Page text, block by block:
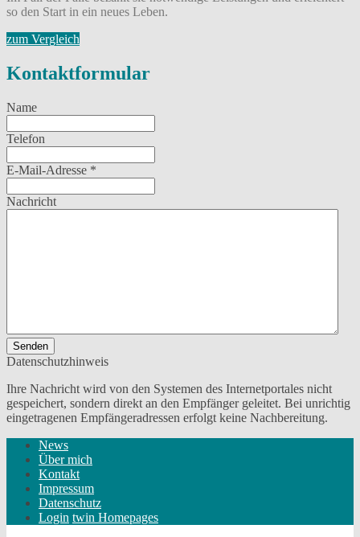
so den Start in ein neues Leben.
zum Vergleich
Kontaktformular
Name
Telefon
E-Mail-Adresse *
Nachricht
Senden
Datenschutzhinweis
Ihre Nachricht wird von den Systemen des Internetportales nicht
gespeichert, sondern direkt an den Empfänger geleitet. Bei unrichtig
eingetragenen Empfängeradressen erfolgt keine Nachbereitung.
News
Über mich
Kontakt
Impressum
Datenschutz
Login twin Homepages